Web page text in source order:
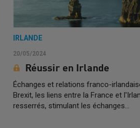
IRLANDE
20/05/2024
Réussir en Irlande
Échanges et relations franco-
Brexit, les liens entre la France et
resserrés, stimulant les échanges…